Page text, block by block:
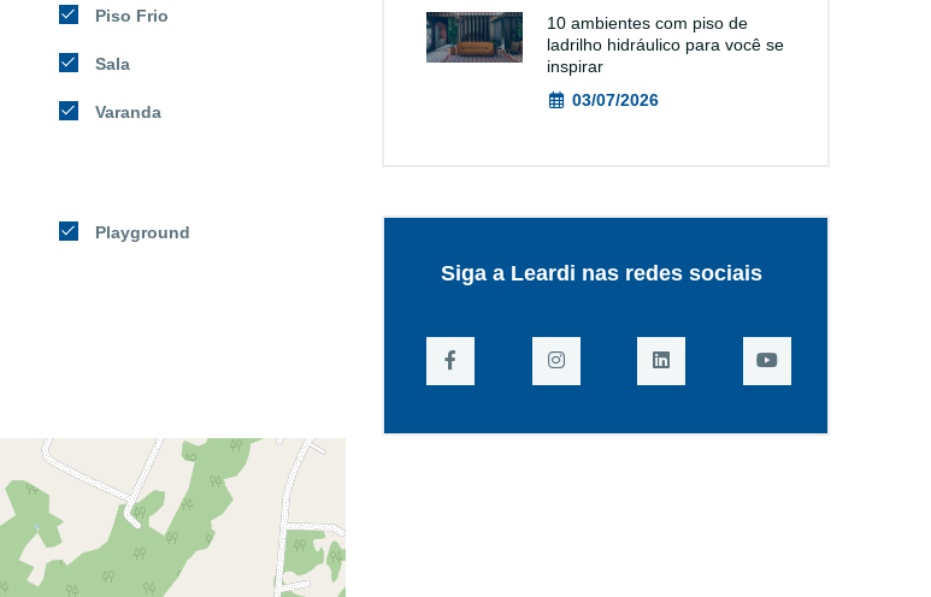
Piso Frio
Sala
Varanda
Playground
10 ambientes com piso de
ladrilho hidráulico para você se
inspirar
03/07/2026
Siga a Leardi nas redes sociais